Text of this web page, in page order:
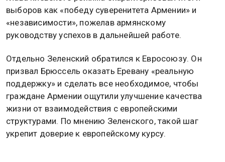
выборов как «победу суверенитета Армении» и
«независимости», пожелав армянскому
руководству успехов в дальнейшей работе.
Отдельно Зеленский обратился к Евросоюзу. Он
призвал Брюссель оказать Еревану «реальную
поддержку» и сделать все необходимое, чтобы
граждане Армении ощутили улучшение качества
жизни от взаимодействия с европейскими
структурами. По мнению Зеленского, такой шаг
укрепит доверие к европейскому курсу.